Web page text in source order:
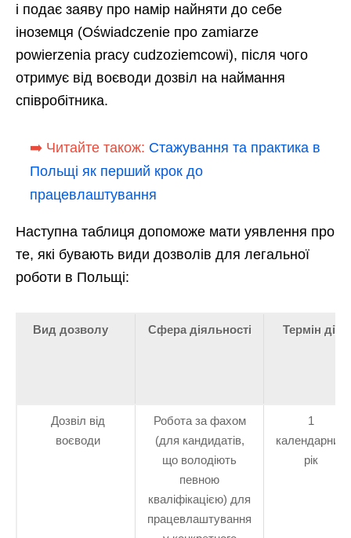
і подає заяву про намір найняти до себе
іноземця (Oświadczeniе про zamiarze
powierzenia pracy cudzoziemcowi), після чого
отримує від воєводи дозвіл на наймання
співробітника.
➡️ Читайте також: Стажування та практика в
Польщі як перший крок до
працевлаштування
Наступна таблиця допоможе мати уявлення про
те, які бувають види дозволів для легальної
роботи в Польщі:
Вид дозволу Сфера діяльності Термін дії
Дозвіл від
воєводи
Робота за фахом
(для кандидатів,
що володіють
певною
кваліфікацією) для
працевлаштування
1
календарний
рік